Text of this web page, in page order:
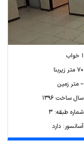
1 خواب
70 متر زیربنا
-- متر زمین
سال ساخت 1396
شماره طبقه: 3
آسانسور: دارد